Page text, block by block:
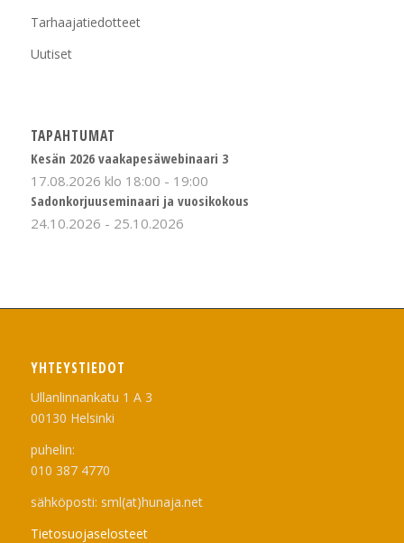
Tarhaajatiedotteet
Uutiset
TAPAHTUMAT
Kesän 2026 vaakapesäwebinaari 3
17.08.2026 klo 18:00 - 19:00
Sadonkorjuuseminaari ja vuosikokous
24.10.2026 - 25.10.2026
YHTEYSTIEDOT
Ullanlinnankatu 1 A 3
00130 Helsinki
puhelin:
010 387 4770
sähköposti: sml(at)hunaja.net
Tietosuojaselosteet